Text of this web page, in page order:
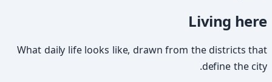
Living here
What daily life looks like, drawn from the districts that
define the city.